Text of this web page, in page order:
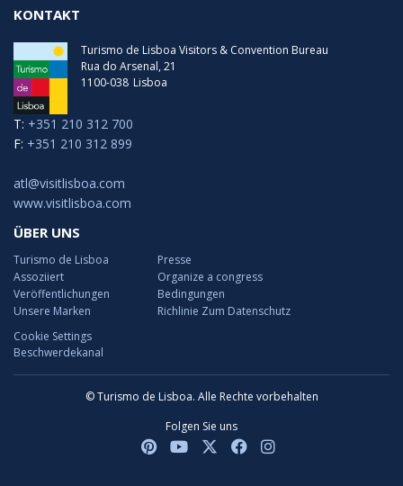
KONTAKT
Turismo de Lisboa Visitors & Convention Bureau
Rua do Arsenal, 21
1100-038 Lisboa
T: +351 210 312 700
F: +351 210 312 899
atl@visitlisboa.com
www.visitlisboa.com
ÜBER UNS
Turismo de Lisboa
Assoziiert
Veröffentlichungen
Unsere Marken
Presse
Organize a congress
Bedingungen
Richlinie Zum Datenschutz
Cookie Settings
Beschwerdekanal
© Turismo de Lisboa. Alle Rechte vorbehalten
Folgen Sie uns